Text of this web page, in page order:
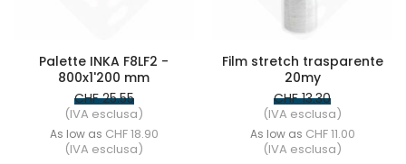
Palette INKA F8LF2 -
800x1'200 mm
CHF 25.55
(IVA esclusa)
As low as CHF 18.90
(IVA esclusa)
Film stretch trasparente
20my
CHF 13.30
(IVA esclusa)
As low as CHF 11.00
(IVA esclusa)